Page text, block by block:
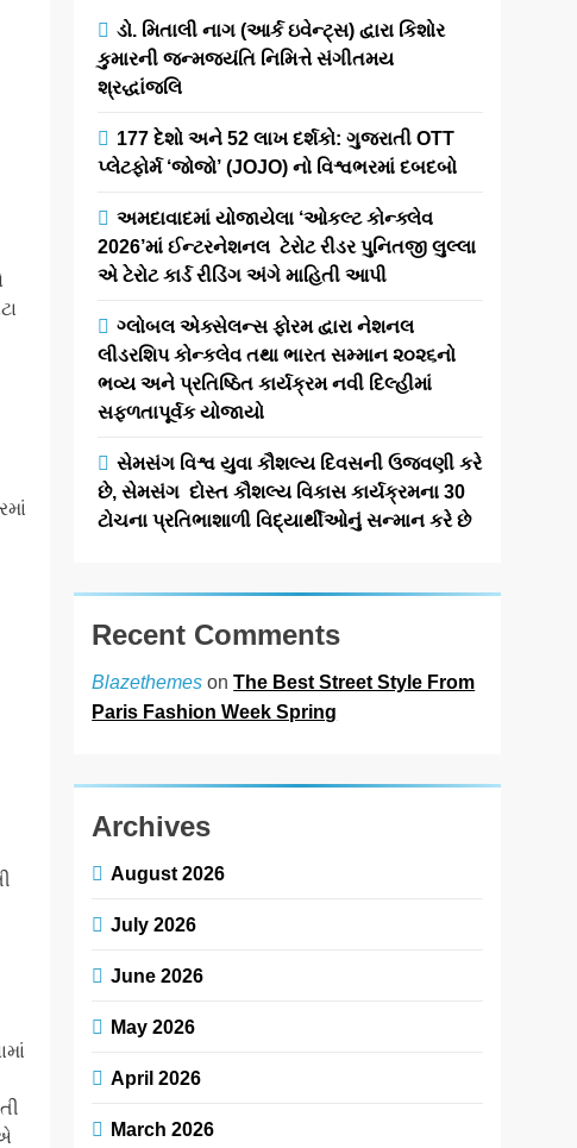
ડો. મિતાલી નાગ (આર્ક ઇવેન્ટ્સ) દ્વારા કિશોર
કુમારની જન્મજયંતિ નિમિત્તે સંગીતમય
શ્રદ્ધાંજલિ
177 દેશો અને 52 લાખ દર્શકો: ગુજરાતી OTT
પ્લેટફોર્મ ‘જોજો’ (JOJO) નો વિશ્વભરમાં દબદબો
અમદાવાદમાં યોજાયેલા ‘ઓકલ્ટ કોન્ક્લેવ
2026’માં ઈન્ટરનેશનલ ટેરોટ રીડર પુનિતજી લુલ્લા
એ ટેરોટ કાર્ડ રીડિંગ અંગે માહિતી આપી
ગ્લોબલ એક્સેલન્સ ફોરમ દ્વારા નેશનલ
લીડરશિપ કોન્કલેવ તથા ભારત સમ્માન ૨૦૨૬નો
ભવ્ય અને પ્રતિષ્ઠિત કાર્યક્રમ નવી દિલ્હીમાં
સફળતાપૂર્વક યોજાયો
સેમસંગ વિશ્વ યુવા કૌશલ્ય દિવસની ઉજવણી કરે
છે, સેમસંગ દોસ્ત કૌશલ્ય વિકાસ કાર્યક્રમના 30
ટોચના પ્રતિભાશાળી વિદ્યાર્થીઓનું સન્માન કરે છે
Recent Comments
Blazethemes onThe Best Street Style From
Paris Fashion Week Spring
Archives
August 2026
July 2026
June 2026
May 2026
April 2026
March 2026